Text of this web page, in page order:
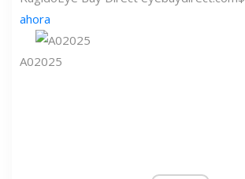
ahora
A02025